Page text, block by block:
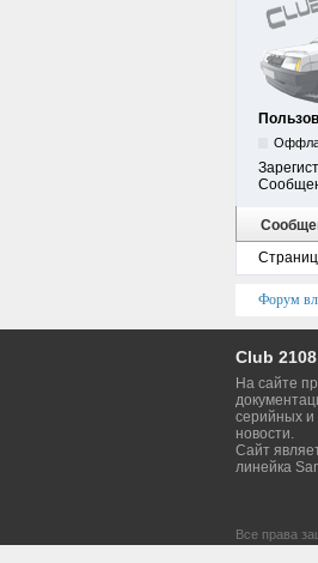
Форум
Club 2108
На сайте
серийных и
новости.
Сайт
линейка
Все права